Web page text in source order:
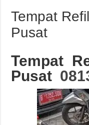
Tempat
Pusat
Tempat
Pusat